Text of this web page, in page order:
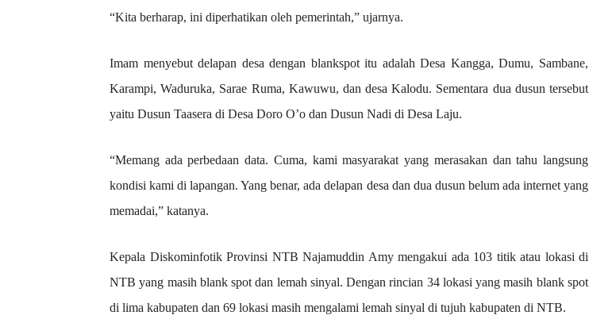
“Kita berharap, ini diperhatikan oleh pemerintah,” ujarnya.
Imam menyebut delapan desa dengan blankspot itu adalah Desa Kangga, Dumu, Sambane,
Karampi, Waduruka, Sarae Ruma, Kawuwu, dan desa Kalodu. Sementara dua dusun tersebut
yaitu Dusun Taasera di Desa Doro O’o dan Dusun Nadi di Desa Laju.
“Memang ada perbedaan data. Cuma, kami masyarakat yang merasakan dan tahu langsung
kondisi kami di lapangan. Yang benar, ada delapan desa dan dua dusun belum ada internet yang
memadai,” katanya.
Kepala Diskominfotik Provinsi NTB Najamuddin Amy mengakui ada 103 titik atau lokasi di
NTB yang masih blank spot dan lemah sinyal. Dengan rincian 34 lokasi yang masih blank spot
di lima kabupaten dan 69 lokasi masih mengalami lemah sinyal di tujuh kabupaten di NTB.